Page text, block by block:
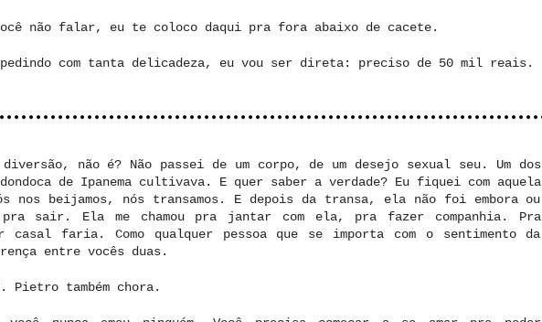
não falar, eu te coloco daqui pra fora abaixo de cacete.
com tanta delicadeza, eu vou ser direta: preciso de 50 mil reais.
não é? Não passei de um corpo, de um desejo sexual seu. Um dos
de Ipanema cultivava. E quer saber a verdade? Eu fiquei com aquela
nos beijamos, nós transamos. E depois da transa, ela não foi embora ou
pra sair. Ela me chamou pra jantar com ela, pra fazer companhia. Pra
casal faria. Como qualquer pessoa que se importa com o sentimento da
entre vocês duas.
Pietro também chora.